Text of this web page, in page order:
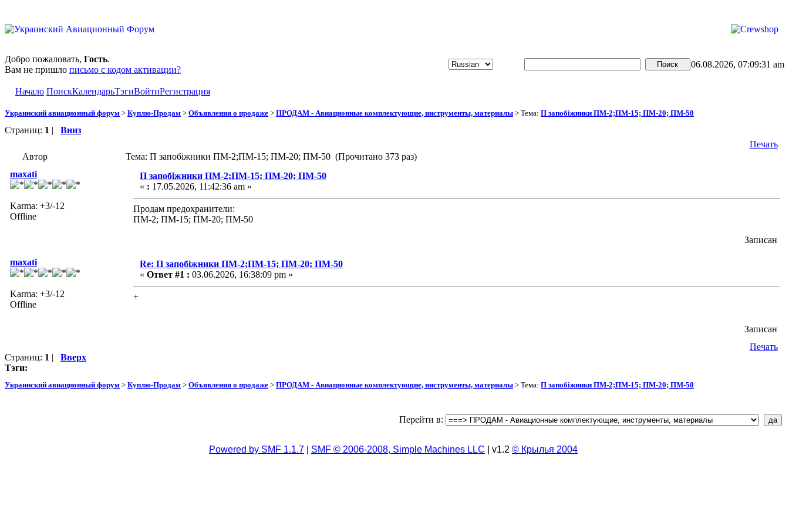
Добро пожаловать, Гость.
Вам не пришло письмо с кодом активации?
06.08.2026, 07:09:31 am
Начало ПоискКалендарьТэгиВойтиРегистрация
Украинский авиационный форум > Куплю-Продам > Объявления о продаже > ПРОДАМ - Авиационные комплектующие, инструменты, материалы > Тема: П запобіжники ПМ-2;ПМ-15; ПМ-20; ПМ-50
Страниц: 1 | Вниз
Печать
Автор
Тема: П запобіжники ПМ-2;ПМ-15; ПМ-20; ПМ-50 (Прочитано 373 раз)
maxati
Karma: +3/-12
Offline
П запобіжники ПМ-2;ПМ-15; ПМ-20; ПМ-50
« : 17.05.2026, 11:42:36 am »
Продам предохранители:
ПМ-2; ПМ-15; ПМ-20; ПМ-50
Записан
maxati
Karma: +3/-12
Offline
Re: П запобіжники ПМ-2;ПМ-15; ПМ-20; ПМ-50
« Ответ #1 : 03.06.2026, 16:38:09 pm »
+
Записан
Печать
Страниц: 1 | Вверх
Тэги:
Украинский авиационный форум > Куплю-Продам > Объявления о продаже > ПРОДАМ - Авиационные комплектующие, инструменты, материалы > Тема: П запобіжники ПМ-2;ПМ-15; ПМ-20; ПМ-50
Перейти в:
Powered by SMF 1.1.7 SMF © 2006-2008, Simple Machines LLC | v1.2 © Крылья 2004